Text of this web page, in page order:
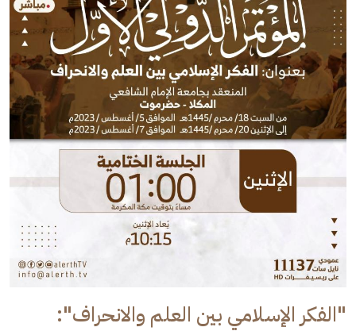
"الفكر الإسلامي بين العلم والانحراف":